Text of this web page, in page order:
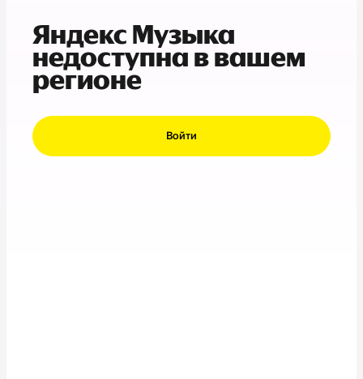
Яндекс Музыка
недоступна в вашем
регионе
Войти